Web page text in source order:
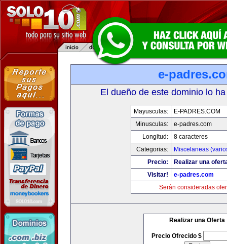
e-
El dueño de este dominio lo
Mayusculas:
E-PADRES.COM
Minusculas:
e-padres.com
Longitud:
8 caracteres
Categorias:
Miscelaneas
Precio:
Realizar una
Visitar!
e-padres.com
Serán consideradas
Realizar una Oferta
Precio Ofrecido $